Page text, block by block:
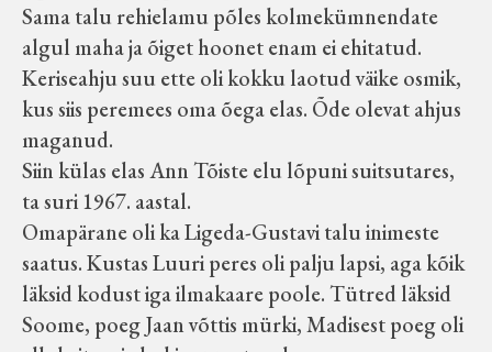
Sama talu rehielamu põles kolmekümnendate
algul maha ja õiget hoonet enam ei ehitatud.
Keriseahju suu ette oli kokku laotud väike osmik,
kus siis peremees oma õega elas. Õde olevat ahjus
maganud.
Siin külas elas Ann Tõiste elu lõpuni suitsutares,
ta suri 1967. aastal.
Omapärane oli ka Ligeda-Gustavi talu inimeste
saatus. Kustas Luuri peres oli palju lapsi, aga kõik
läksid kodust iga ilmakaare poole. Tütred läksid
Soome, poeg Jaan võttis mürki, Madisest poeg oli